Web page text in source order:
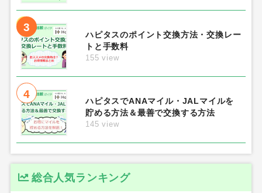
3
ハピタスのポイント交換方法・交換レー
トと手数料
155 view
4
ハピタスでANAマイル・JALマイルを
貯める方法＆最善で交換する方法
145 view
総合人気ランキング